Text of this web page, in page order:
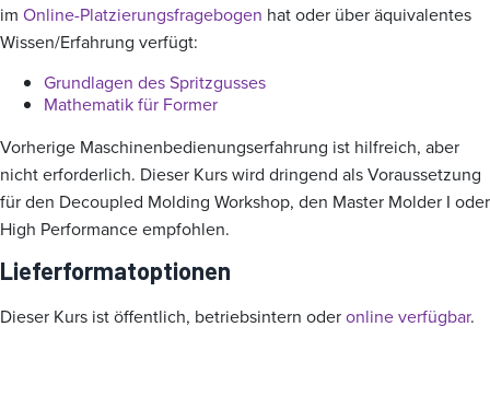
im Online-Platzierungsfragebogen hat oder über äquivalentes
Wissen/Erfahrung verfügt:
Grundlagen des Spritzgusses
Mathematik für Former
Vorherige Maschinenbedienungserfahrung ist hilfreich, aber
nicht erforderlich. Dieser Kurs wird dringend als Voraussetzung
für den Decoupled Molding Workshop, den Master Molder I oder
High Performance empfohlen.
Lieferformatoptionen
Dieser Kurs ist öffentlich, betriebsintern oderonline verfügbar.